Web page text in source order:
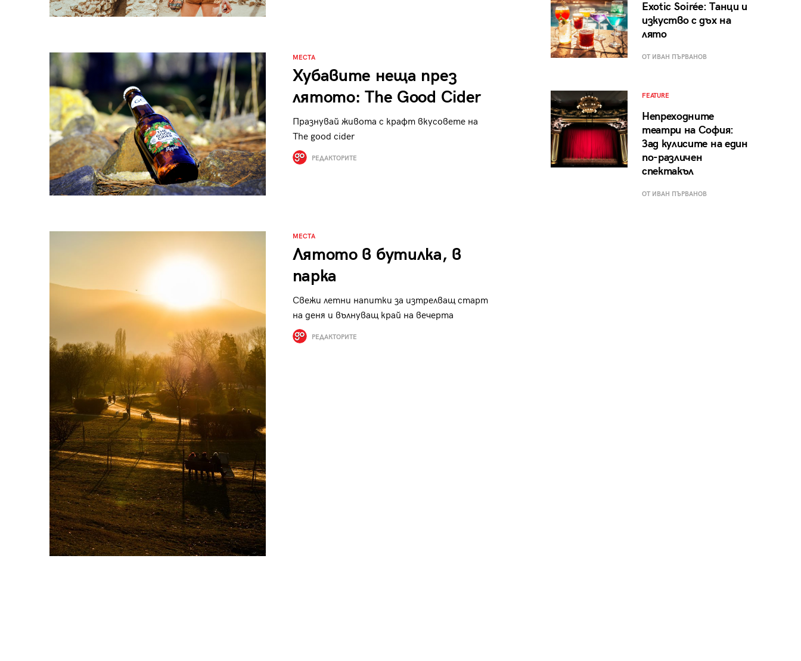
МЕСТА
Хубавите неща през
лятото: The Good Cider
Празнувай живота с крафт вкусовете на
The good cider
РЕДАКТОРИТЕ
МЕСТА
Лятото в бутилка, в
парка
Свежи летни напитки за изтрелващ старт
на деня и вълнуващ край на вечерта
РЕДАКТОРИТЕ
Exotic Soirée: Танци и
изкуство с дъх на
лято
ОТ ИВАН ПЪРВАНОВ
FEATURE
Непреходните
театри на София:
Зад кулисите на един
по-различен
спектакъл
ОТ ИВАН ПЪРВАНОВ